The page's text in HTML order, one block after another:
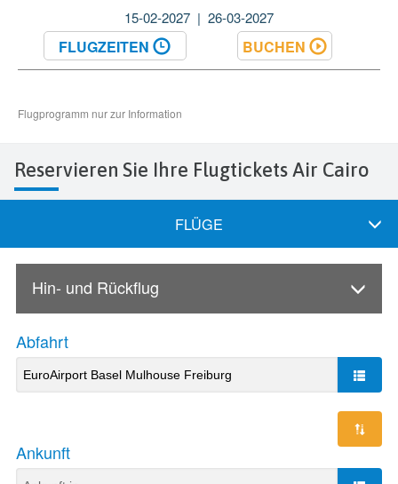
Reservieren Sie Ihre Flugtickets Air Cairo